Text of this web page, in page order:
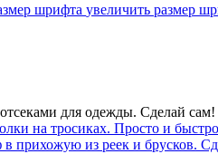
шрифта увеличить размер
для одежды. Сделай сам!
на тросиках. Просто и
прихожую из реек и брусков.